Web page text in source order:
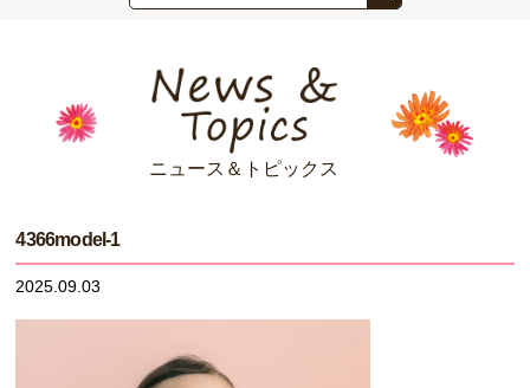
ニュース＆トピックス
4366model-1
2025.09.03